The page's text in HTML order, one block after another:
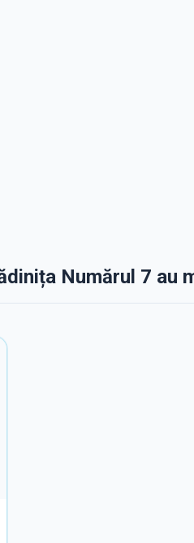
Numărul 7 au